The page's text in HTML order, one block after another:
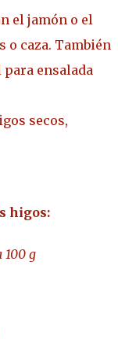
el jamón o el
o caza. También
ensalada
secos,
higos:
100 g